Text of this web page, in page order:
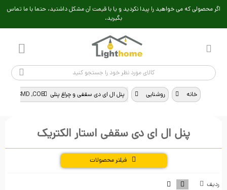
اگر محصولی که می خواهید را پیدا نکردید و یا با قیمت آن مشکل داشتید، حتما با ما تماس
بگیرید.
خانه > روشنایی > پنل ال ای دی سقفی و چراغ پنلی SMD ,COB
پنل ال ای دی سقفی استار الکتریک
فیلتر محصولات
ردیف